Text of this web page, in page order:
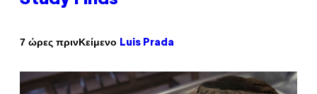
7 ώρες πρινΚείμενο Luis Prada